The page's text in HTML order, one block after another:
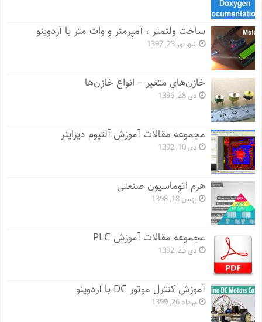
ساخت ولتمتر ، آمپرمتر و وات متر با آردوینو
شهریور 23, 1397
خازن‌های متغیر – انواع خازن‌ها
دی 28, 1396
مجموعه مقالات آموزش آلتیوم دیزاینر
دی 10, 1392
هرم اتوماسیون صنعتی
بهمن 18, 1398
مجموعه مقالات آموزش PLC
دی 23, 1392
آموزش کنترل موتور DC با آردوینو
مرداد 26, 1399